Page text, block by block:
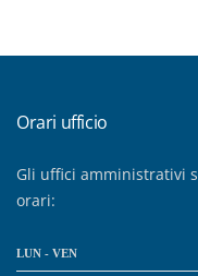
Orari ufficio
Gli uffici amministrativi
orari:
LUN - VEN